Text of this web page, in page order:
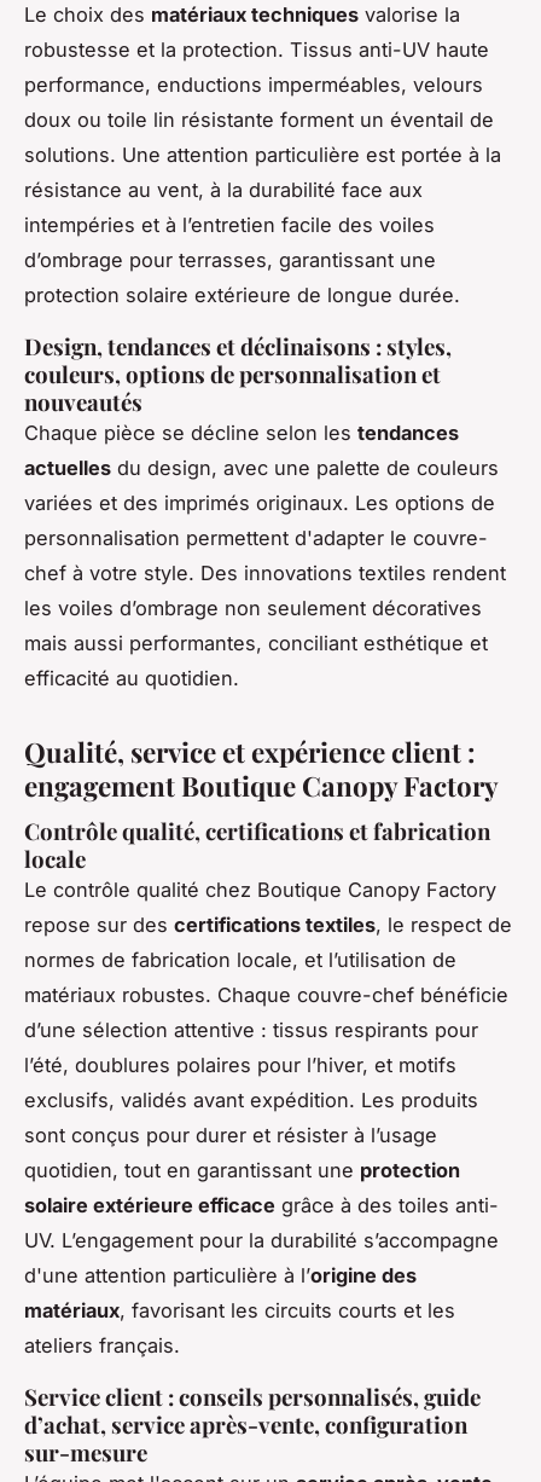
Le choix des matériaux techniques valorise la
robustesse et la protection. Tissus anti-UV haute
performance, enductions imperméables, velours
doux ou toile lin résistante forment un éventail de
solutions. Une attention particulière est portée à la
résistance au vent, à la durabilité face aux
intempéries et à l’entretien facile des voiles
d’ombrage pour terrasses, garantissant une
protection solaire extérieure de longue durée.
Design, tendances et déclinaisons : styles,
couleurs, options de personnalisation et
nouveautés
Chaque pièce se décline selon les tendances
actuelles du design, avec une palette de couleurs
variées et des imprimés originaux. Les options de
personnalisation permettent d'adapter le couvre-
chef à votre style. Des innovations textiles rendent
les voiles d’ombrage non seulement décoratives
mais aussi performantes, conciliant esthétique et
efficacité au quotidien.
Qualité, service et expérience client :
engagement Boutique Canopy Factory
Contrôle qualité, certifications et fabrication
locale
Le contrôle qualité chez Boutique Canopy Factory
repose sur des certifications textiles, le respect de
normes de fabrication locale, et l’utilisation de
matériaux robustes. Chaque couvre-chef bénéficie
d’une sélection attentive : tissus respirants pour
l’été, doublures polaires pour l’hiver, et motifs
exclusifs, validés avant expédition. Les produits
sont conçus pour durer et résister à l’usage
quotidien, tout en garantissant une protection
solaire extérieure efficace grâce à des toiles anti-
UV. L’engagement pour la durabilité s’accompagne
d'une attention particulière à l’origine des
matériaux, favorisant les circuits courts et les
ateliers français.
Service client : conseils personnalisés, guide
d’achat, service après-vente, configuration
sur-mesure